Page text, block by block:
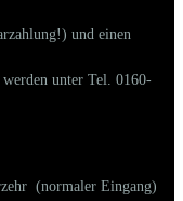
und einen
unter Tel. 0160-
(normaler Eingang)